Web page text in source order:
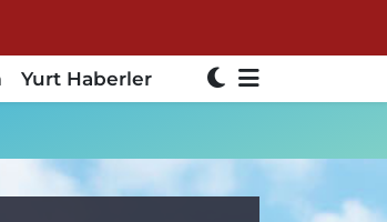
Yurt Haberler